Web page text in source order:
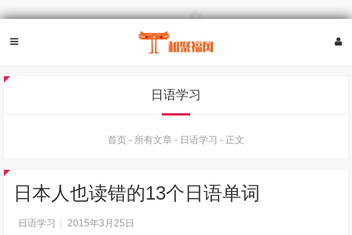
日语学习
首页 - 所有文章 - 日语学习 - 正文
日本人也读错的13个日语单词
日语学习
2015年3月25日